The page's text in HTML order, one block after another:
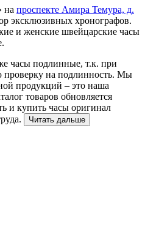
на проспекте Амира Темура, д.
эксклюзивных хронографов.
и женские швейцарские часы
часы подлинные, т.к. при
проверку на подлинность. Мы
продукций – это наша
товаров обновляется
и купить часы оригинал
Читать дальше